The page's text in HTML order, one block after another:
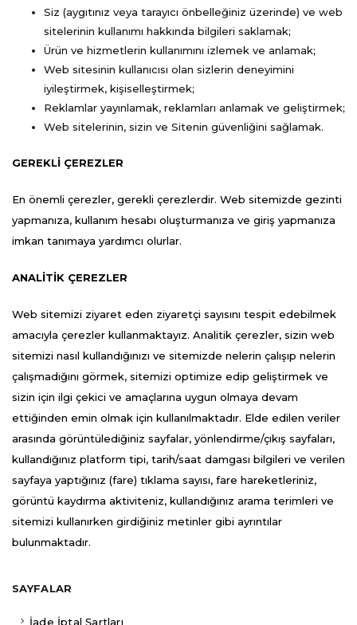
Siz (aygıtınız veya tarayıcı önbelleğiniz üzerinde) ve web
sitelerinin kullanımı hakkında bilgileri saklamak;
Ürün ve hizmetlerin kullanımını izlemek ve anlamak;
Web sitesinin kullanıcısı olan sizlerin deneyimini
iyileştirmek, kişiselleştirmek;
Reklamlar yayınlamak, reklamları anlamak ve geliştirmek;
Web sitelerinin, sizin ve Sitenin güvenliğini sağlamak.
GEREKLİ ÇEREZLER
En önemli çerezler, gerekli çerezlerdir. Web sitemizde gezinti
yapmanıza, kullanım hesabı oluşturmanıza ve giriş yapmanıza
imkan tanımaya yardımcı olurlar.
ANALİTİK ÇEREZLER
Web sitemizi ziyaret eden ziyaretçi sayısını tespit edebilmek
amacıyla çerezler kullanmaktayız. Analitik çerezler, sizin web
sitemizi nasıl kullandığınızı ve sitemizde nelerin çalışıp nelerin
çalışmadığını görmek, sitemizi optimize edip geliştirmek ve
sizin için ilgi çekici ve amaçlarına uygun olmaya devam
ettiğinden emin olmak için kullanılmaktadır. Elde edilen veriler
arasında görüntülediğiniz sayfalar, yönlendirme/çıkış sayfaları,
kullandığınız platform tipi, tarih/saat damgası bilgileri ve verilen
sayfaya yaptığınız (fare) tıklama sayısı, fare hareketleriniz,
görüntü kaydırma aktiviteniz, kullandığınız arama terimleri ve
sitemizi kullanırken girdiğiniz metinler gibi ayrıntılar
bulunmaktadır.
SAYFALAR
İade İptal Şartları